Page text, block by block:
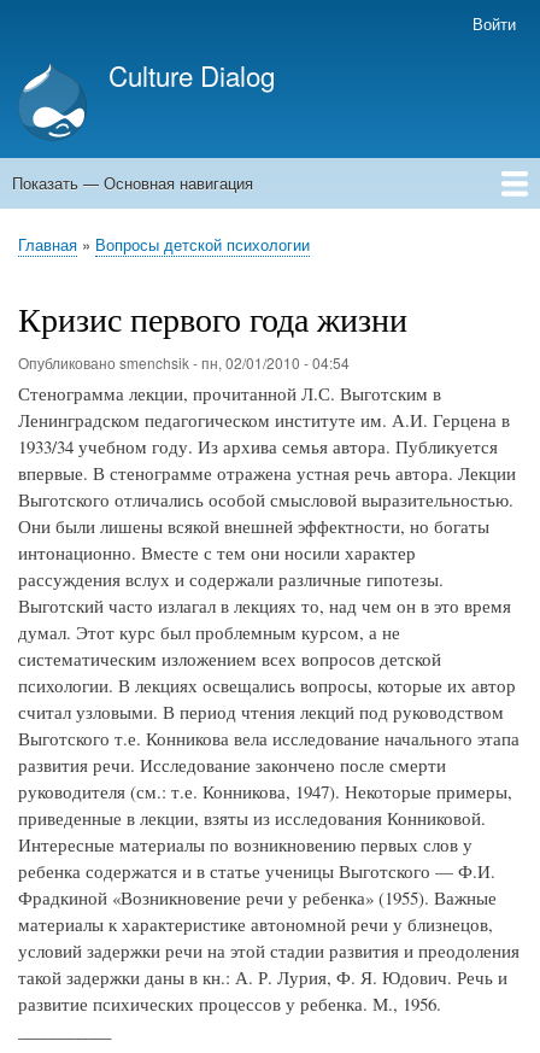
основному
содержанию
учётной
записи
пользователя
Войти
Culture Dialog
Основная
Показать — Основная навигация
Главная
Книги
Авторы
Kомментарии
Архивы емейлов
Форумы
Строка
Главная Вопросы детской психологии
Кризис первого года жизни
Опубликовано smenchsik-пн, 02/01/2010 - 04:54
Стенограмма лекции, прочитанной Л.С. Выготским в
Ленинградском педагогическом институте им. А.И. Герцена в
1933/34 учебном году. Из архива семья автора. Публикуется
впервые. В стенограмме отражена устная речь автора. Лекции
Выготского отличались особой смысловой выразительностью.
Они были лишены всякой внешней эффектности, но богаты
интонационно. Вместе с тем они носили характер
рассуждения вслух и содержали различные гипотезы.
Выготский часто излагал в лекциях то, над чем он в это время
думал. Этот курс был проблемным курсом, а не
систематическим изложением всех вопросов детской
психологии. В лекциях освещались вопросы, которые их автор
считал узловыми. В период чтения лекций под руководством
Выготского т.е. Конникова вела исследование начального этапа
развития речи. Исследование закончено после смерти
руководителя (см.: т.е. Конникова, 1947). Некоторые примеры,
приведенные в лекции, взяты из исследования Конниковой.
Интересные материалы по возникновению первых слов у
ребенка содержатся и в статье ученицы Выготского — Ф.И.
Фрадкиной «Возникновение речи у ребенка» (1955). Важные
материалы к характеристике автономной речи у близнецов,
условий задержки речи на этой стадии развития и преодоления
такой задержки даны в кн.: А. Р. Лурия, Ф. Я. Юдович. Речь и
развитие психических процессов у ребенка. М., 1956.